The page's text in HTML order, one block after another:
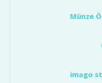
Münze
imago